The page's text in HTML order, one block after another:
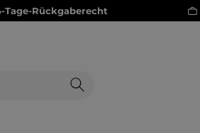
Tage-Rückgaberecht